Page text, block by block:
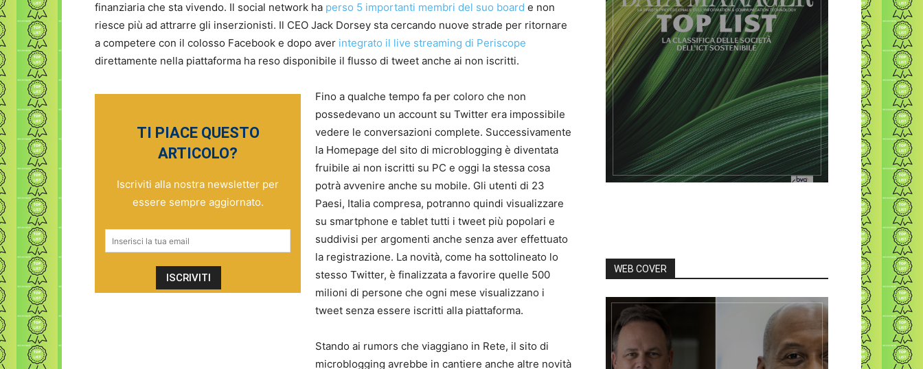
finanziaria che sta vivendo. Il social network ha perso 5 importanti membri del suo board e non
riesce più ad attrarre gli inserzionisti. Il CEO Jack Dorsey sta cercando nuove strade per ritornare
a competere con il colosso Facebook e dopo aver integrato il live streaming di Periscope
direttamente nella piattaforma ha reso disponibile il flusso di tweet anche ai non iscritti.
TI PIACE QUESTO
ARTICOLO?
Iscriviti alla nostra newsletter per
essere sempre aggiornato.
Fino a qualche tempo fa per coloro che non
possedevano un account su Twitter era impossibile
vedere le conversazioni complete. Successivamente
la Homepage del sito di microblogging è diventata
fruibile ai non iscritti su PC e oggi la stessa cosa
potrà avvenire anche su mobile. Gli utenti di 23
Paesi, Italia compresa, potranno quindi visualizzare
su smartphone e tablet tutti i tweet più popolari e
suddivisi per argomenti anche senza aver effettuato
la registrazione. La novità, come ha sottolineato lo
stesso Twitter, è finalizzata a favorire quelle 500
milioni di persone che ogni mese visualizzano i
tweet senza essere iscritti alla piattaforma.
Stando ai rumors che viaggiano in Rete, il sito di
microblogging avrebbe in cantiere anche altre novità
WEB COVER